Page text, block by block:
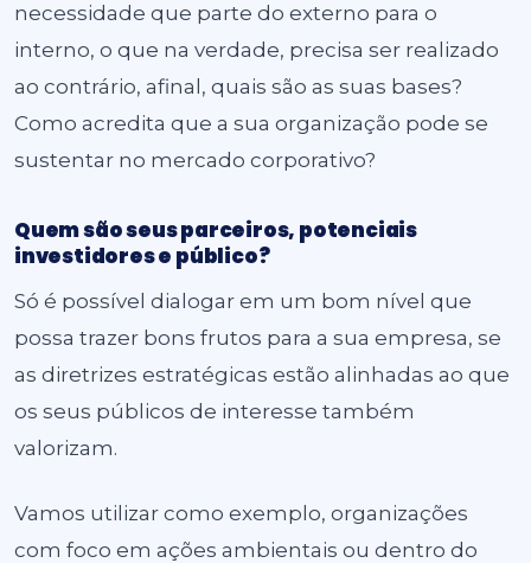
necessidade que parte do externo para o
interno, o que na verdade, precisa ser realizado
ao contrário, afinal, quais são as suas bases?
Como acredita que a sua organização pode se
sustentar no mercado corporativo?
Quem são seus parceiros, potenciais
investidores e público?
Só é possível dialogar em um bom nível que
possa trazer bons frutos para a sua empresa, se
as diretrizes estratégicas estão alinhadas ao que
os seus públicos de interesse também
valorizam.
Vamos utilizar como exemplo, organizações
com foco em ações ambientais ou dentro do